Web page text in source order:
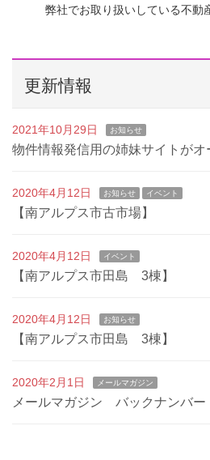
弊社でお取り扱いしている不動
更新情報
2021年10月29日 お知らせ
物件情報発信用の姉妹サイトがオ
2020年4月12日 お知らせ イベント
【南アルプス市古市場】
2020年4月12日 イベント
【南アルプス市田島 3棟】
2020年4月12日 お知らせ
【南アルプス市田島 3棟】
2020年2月1日 メールマガジン
メールマガジン バックナンバー